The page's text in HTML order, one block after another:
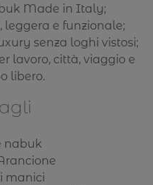
Made in Italy;
leggera e funzionale;
senza loghi vistosi;
lavoro, città, viaggio e
libero.
nabuk
manici